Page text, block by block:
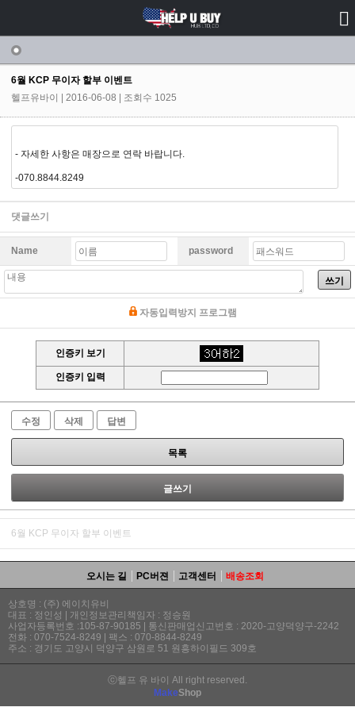
6월 KCP 무이자 할부 이벤트
헬프유바이
| 2016-06-08 | 조회수 1025
- 자세한 사항은 매장으로 연락 바랍니다.
-070.8844.8249
댓글쓰기
Name password
쓰기
자동입력방지 프로그램
인증키 보기
인증키 입력
수정 삭제 답변
목록
글쓰기
6월 KCP 무이자 할부 이벤트
오시는 길 PC버젼 고객센터 배송조회
상호명 : (주) 에이치유비
대표 : 정인성 | 개인정보관리책임자 : 정승원
사업자등록번호 :105-87-90185 | 통신판매업신고번호 : 2020-고양덕양구-2242
전화 : 070-7524-8249 | 팩스 : 070-8844-8249
주소 : 경기도 고양시 덕양구 삼원로 51 원흥하이필드 309호
ⓒ헬프 유 바이 All right reserved.
MakeShop